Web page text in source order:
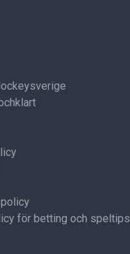
för betting och speltips